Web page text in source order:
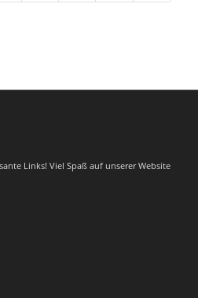
Links! Viel Spaß auf unserer Website